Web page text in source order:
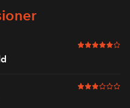
5 av 6 i
3 av 6 i